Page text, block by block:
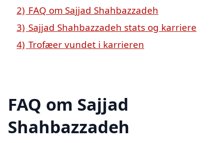
2) FAQ om Sajjad Shahbazzadeh
3) Sajjad Shahbazzadeh stats og karriere
4) Trofæer vundet i karrieren
FAQ om Sajjad
Shahbazzadeh